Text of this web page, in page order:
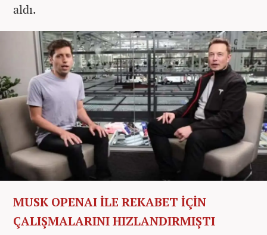
aldı.
MUSK OPENAI İLE REKABET İÇİN
ÇALIŞMALARINI HIZLANDIRMIŞTI